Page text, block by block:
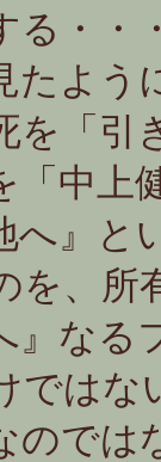
る・・
よう
を「引
「中上
』と
を、所
』な
ではな
のでは